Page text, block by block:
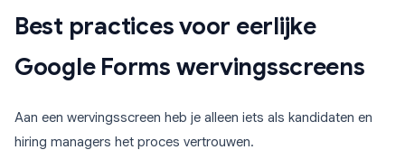
Best practices voor eerlijke
Google Forms wervingsscreens
Aan een wervingsscreen heb je alleen iets als kandidaten en
hiring managers het proces vertrouwen.